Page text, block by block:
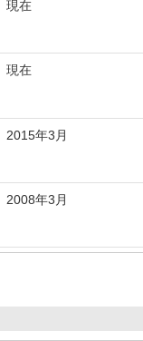
現在
現在
2015年3月
2008年3月